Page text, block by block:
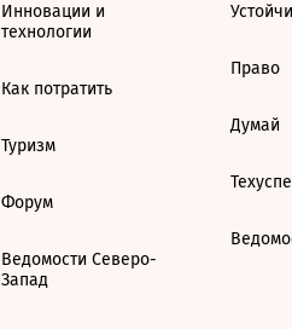
Инновации и
технологии
Как потратить
Туризм
Форум
Ведомости Северо-
Запад
Право
Думай